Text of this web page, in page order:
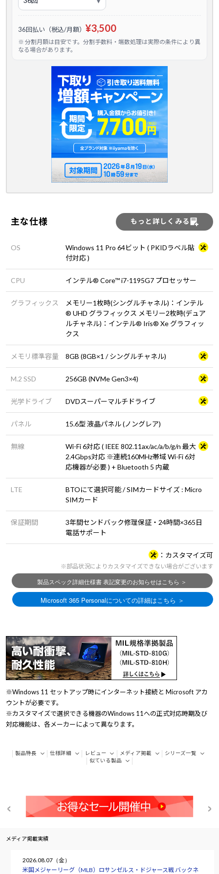
36回払い（税込/月額） ¥3,500
※ 分割月額は目安です。分割手数料・端数処理は実際の条件により異
なる場合があります。
主な仕様 もっと詳しくみる
OS
Windows 11 Pro 64ビット ( PKIDラベル貼
付対応 )
CPU インテル® Core™ i7-1195G7 プロセッサー
グラフィックス
メモリー1枚時(シングルチャネル)：インテル
® UHD グラフィックス メモリー2枚時(デュア
ルチャネル)：インテル® Iris® Xe グラフィッ
クス
メモリ標準容量 8GB (8GB×1 / シングルチャネル)
M.2 SSD 256GB (NVMe Gen3×4)
光学ドライブ DVDスーパーマルチドライブ
パネル 15.6型 液晶パネル (ノングレア)
無線
Wi-Fi 6対応 ( IEEE 802.11ax/ac/a/b/g/n 最大
2.4Gbps対応 ※連続160MHz帯域 Wi-Fi 6対
応機器が必要 ) + Bluetooth 5 内蔵
LTE
BTOにて選択可能 / SIMカードサイズ : Micro
SIMカード
保証期間
3年間センドバック修理保証・24時間×365日
電話サポート
カスタマイズ可
※部品状況によりカスタマイズできない場合がございます
※Windows 11 セットアップ時にインターネット接続と Microsoft アカ
ウントが必要です。
※カスタマイズで選択できる機器のWindows 11への正式対応時期及び
対応機能は、各メーカーによって異なります。
製品特長 仕様詳細 レビュー メディア掲載
シリーズ一覧
似ている製品
メディア掲載実績
2026.08.07（金）
米国メジャーリーグ（MLB）ロサンゼルス・ドジャース戦 バックネ